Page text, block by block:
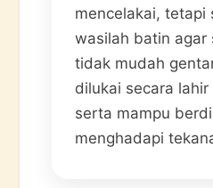
mencelakai, tetapi
wasilah batin agar
tidak mudah
dilukai secara
serta mampu
menghadapi